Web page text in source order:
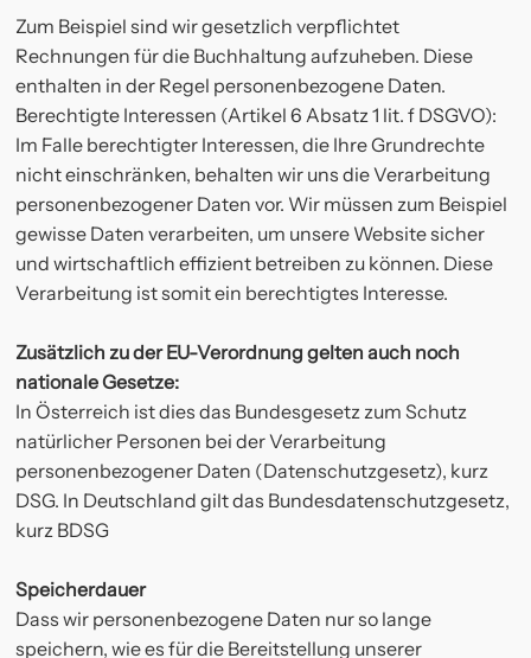
Zum Beispiel sind wir gesetzlich verpflichtet
Rechnungen für die Buchhaltung aufzuheben. Diese
enthalten in der Regel personenbezogene Daten.
Berechtigte Interessen (Artikel 6 Absatz 1 lit. f DSGVO):
Im Falle berechtigter Interessen, die Ihre Grundrechte
nicht einschränken, behalten wir uns die Verarbeitung
personenbezogener Daten vor. Wir müssen zum Beispiel
gewisse Daten verarbeiten, um unsere Website sicher
und wirtschaftlich effizient betreiben zu können. Diese
Verarbeitung ist somit ein berechtigtes Interesse.
Zusätzlich zu der EU-Verordnung gelten auch noch
nationale Gesetze:
In Österreich ist dies das Bundesgesetz zum Schutz
natürlicher Personen bei der Verarbeitung
personenbezogener Daten (Datenschutzgesetz), kurz
DSG. In Deutschland gilt das Bundesdatenschutzgesetz,
kurz BDSG
Speicherdauer
Dass wir personenbezogene Daten nur so lange
speichern, wie es für die Bereitstellung unserer